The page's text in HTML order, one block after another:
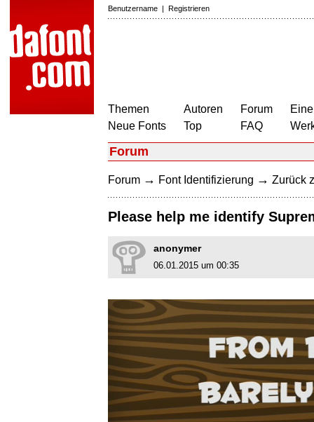
Benutzername | Registrieren
Themen
Neue Fonts
Autoren
Top
Forum
FAQ
Forum
Forum → Font Identifizierung → Zurück
Please help me identify
anonymer
06.01.2015 um 00:35